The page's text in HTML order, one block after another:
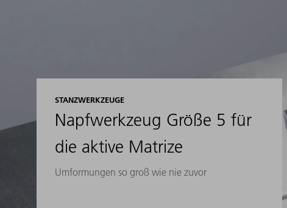
STANZWERKZEUGE
Napfwerkzeug Größe 5 für
die aktive Matrize
Umformungen so groß wie nie zuvor